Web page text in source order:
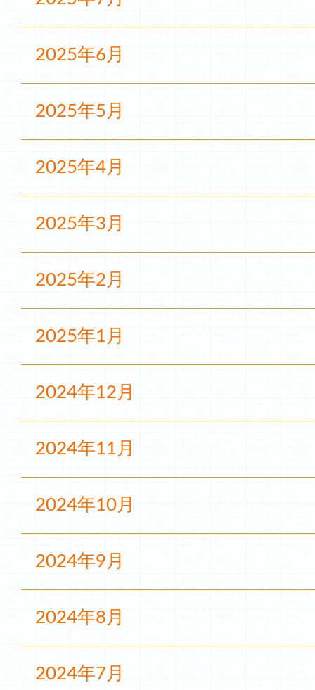
2025年6月
2025年5月
2025年4月
2025年3月
2025年2月
2025年1月
2024年12月
2024年11月
2024年10月
2024年9月
2024年8月
2024年7月